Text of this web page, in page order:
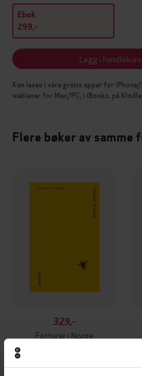
Ebok
299,-
Legg i
Kan leses i våre gratis apper for
webleser for Mac/PC, i iBooks, på
Flere bøker av
329,-
Fotturar i Norge